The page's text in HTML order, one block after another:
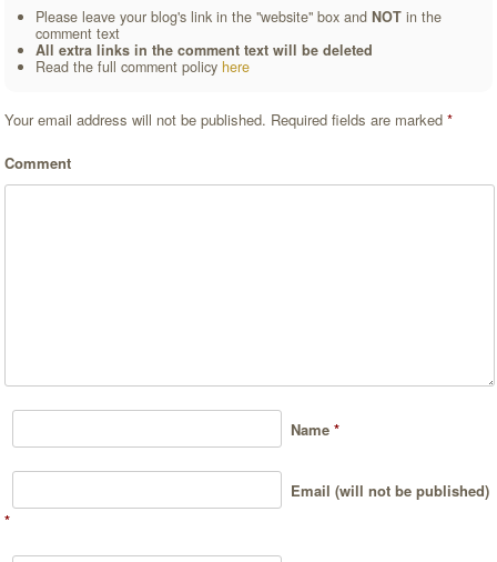
Please leave your blog's link in the "website" box andNOT in the
comment text
All extra links in the comment text will be deleted
Read the full comment policyhere
Your email address will not be published. Required fields are marked*
Comment
Name*
Email (will not be published)
*